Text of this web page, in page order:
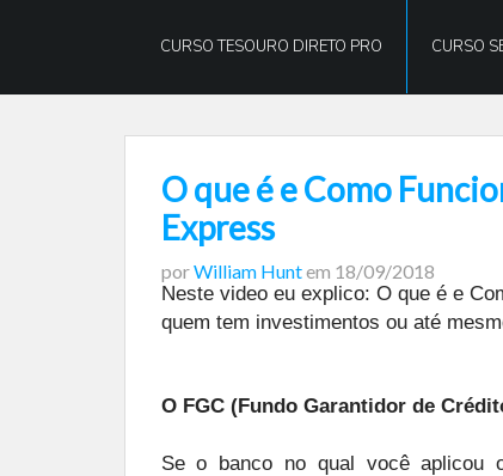
William Hunt
CURSO TESOURO DIRETO PRO CURSO
O que é e Como
Express
porWilliam Huntem 18/09/2018
Neste video eu explico: O que é e
quem tem investimentos ou até
O FGC (Fundo Garantidor de
Se o banco no qual você aplicou